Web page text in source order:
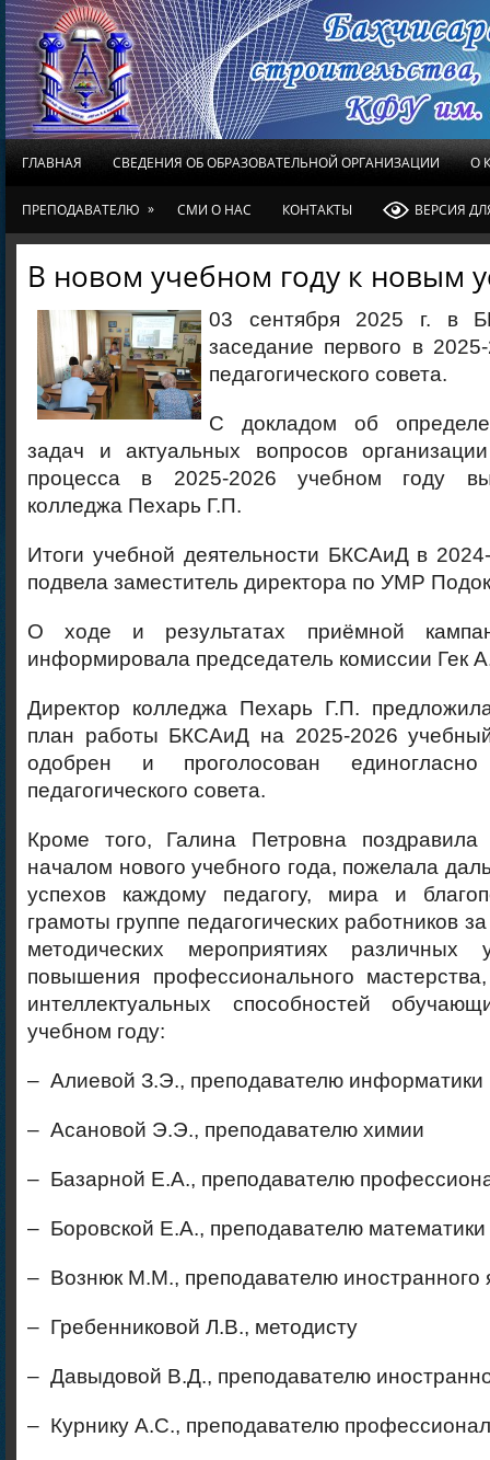
ГЛАВНАЯ СВЕДЕНИЯ ОБ ОБРАЗОВАТЕЛЬНОЙ ОРГАНИЗАЦИИ О
ПРЕПОДАВАТЕЛЮ » СМИ О НАС КОНТАКТЫ ВЕРСИЯ
В новом учебном году к новым
03 сентября 2025 г. в
заседание первого в
педагогического совета.
С докладом об
задач и актуальных вопросов организации
процесса в 2025-2026 учебном году
колледжа Пехарь Г.П.
Итоги учебной деятельности БКСАиД в
подвела заместитель директора по УМР
О ходе и результатах приёмной
информировала председатель комиссии Гек
Директор колледжа Пехарь Г.П.
план работы БКСАиД на 2025-2026
одобрен и проголосован
педагогического совета.
Кроме того, Галина Петровна поздравила
началом нового учебного года, пожелала
успехов каждому педагогу, мира и
грамоты группе педагогических работников
методических мероприятиях
повышения профессионального
интеллектуальных способностей
учебном году:
– Алиевой З.Э., преподавателю информатики
– Асановой Э.Э., преподавателю химии
– Базарной Е.А., преподавателю
– Боровской Е.А., преподавателю математики
– Вознюк М.М., преподавателю иностранного
– Гребенниковой Л.В., методисту
– Давыдовой В.Д., преподавателю
– Курнику А.С., преподавателю